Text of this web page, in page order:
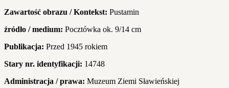
Zawartość obrazu / Kontekst: Pustamin
źródło / medium: Pocztówka ok. 9/14 cm
Publikacja: Przed 1945 rokiem
Stary nr. identyfikacji: 14748
Administracja / prawa: Muzeum Ziemi Sławieńskiej